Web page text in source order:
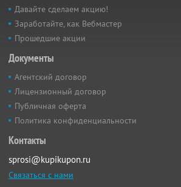
Давайте сделаем акцию!
Заработайте, как Вебмастер
Прошедшие акции
Документы
Агентский договор
Лицензионный договор
Публичная оферта
Политика конфиденциальности
Контакты
sprosi@kupikupon.ru
Связаться с нами